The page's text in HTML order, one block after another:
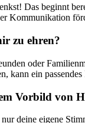
Das beginnt
Kommunikation
⁤zu‌ ehren?
oder
kann ein
Vorbild von
deine ⁢eigene